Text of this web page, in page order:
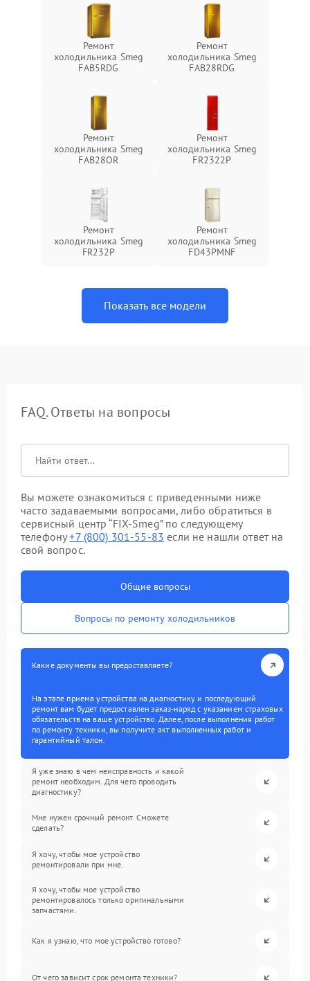
Ремонт
холодильника Smeg
FAB5RDG
Ремонт
холодильника Smeg
FAB28RDG
Ремонт
холодильника Smeg
FAB28OR
Ремонт
холодильника Smeg
FR2322P
Ремонт
холодильника Smeg
FR232P
Ремонт
холодильника Smeg
FD43PMNF
Показать все модели
FAQ. Ответы на вопросы
Вы можете ознакомиться с приведенными ниже
часто задаваемыми вопросами, либо обратиться в
сервисный центр “FIX-Smeg” по следующему
телефону+7 (800) 301-55-83 если не нашли ответ на
свой вопрос.
Общие вопросы
Вопросы по ремонту холодильников
Какие документы вы предоставляете?
На этапе приема устройства на диагностику и последующий
ремонт вам будет предоставлен заказ-наряд с указанием страховых
обязательств на ваше устройство. Далее, после выполнения работ
по ремонту техники, вы получите акт выполненных работ и
гарантийный талон.
Я уже знаю в чем неисправность и какой
ремонт необходим. Для чего проводить
диагностику?
Мне нужен срочный ремонт. Сможете
сделать?
Я хочу, чтобы мое устройство
ремонтировали при мне.
Я хочу, чтобы мое устройство
ремонтировалось только оригинальными
запчастями.
Как я узнаю, что мое устройство готово?
От чего зависит срок ремонта техники?